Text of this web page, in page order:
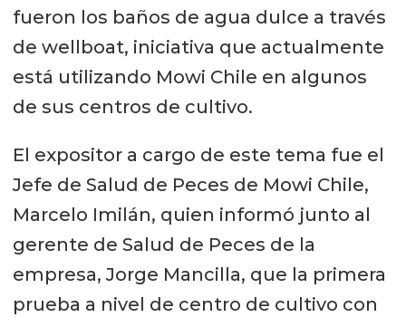
fueron los baños de agua dulce a través
de wellboat, iniciativa que actualmente
está utilizando Mowi Chile en algunos
de sus centros de cultivo.
El expositor a cargo de este tema fue el
Jefe de Salud de Peces de Mowi Chile,
Marcelo Imilán, quien informó junto al
gerente de Salud de Peces de la
empresa, Jorge Mancilla, que la primera
prueba a nivel de centro de cultivo con